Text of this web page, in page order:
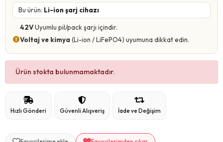
Bu ürün: Li-ion şarj cihazı
42VUyumlu pil/pack şarjı içindir.
Voltaj ve kimya(Li-ion / LiFePO4) uyumuna dikkat edin.
Ürün stokta bulunmamaktadır.
Hızlı Gönderi Güvenli Alışveriş İade ve Değişim